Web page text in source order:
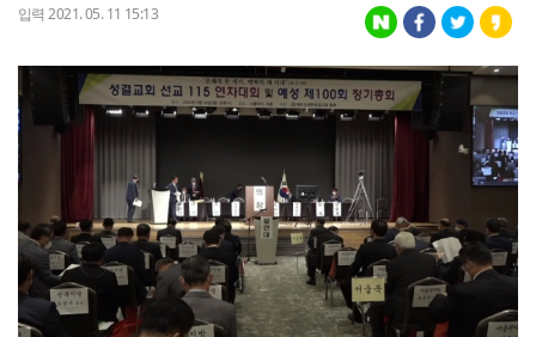
입력 2021. 05. 11 15:13